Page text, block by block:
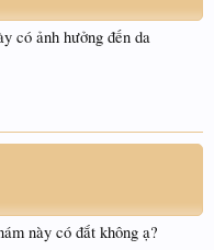
có ảnh hưởng đến da
này có đắt không ạ?